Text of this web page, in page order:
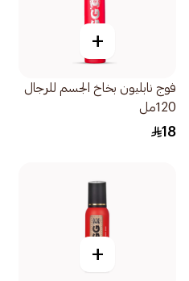
+
فوج نابليون بخاخ الجسم للرجال
120مل
18
+